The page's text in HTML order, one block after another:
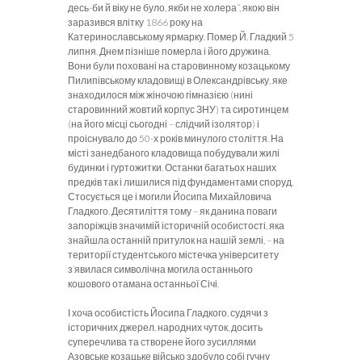
десь-би й віку не було, якби не холера”, якою він
заразився влітку 1866 року на
Катеринославському ярмарку. Помер Й. Гладкий 5
липня. Днем пізніше померла і його дружина.
Вони були поховані на старовинному козацькому
Пилипівському кладовищі в Олександрівську, яке
знаходилося між жіночою гімназією (нині
старовинний жовтий корпус ЗНУ) та сиротинцем
(на його місці сьогодні – слідчий ізолятор) і
проіснувало до 50-х років минулого століття. На
місті занедбаного кладовища побудували жилі
будинки і гуртожитки. Останки багатьох наших
предків так і лишилися під фундаментами споруд.
Стосується це і могили Йосипа Михайловича
Гладкого. Десятиліття тому – як данина поваги
запоріжців значимій історичній особистості, яка
знайшла останній притулок на нашій землі, – на
території студентського містечка університету
з’явилася символічна могила останнього
кошового отамана останньої Січі.
І хоча особистість Йосипа Гладкого, судячи з
історичних джерел, народних чуток, досить
суперечлива та створене його зусиллями
Азовське козацьке військо здобуло собі гучну